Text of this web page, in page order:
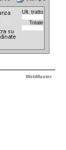
Ult. tratto
Totale
WebMaster